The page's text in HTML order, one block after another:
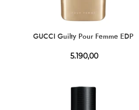
GUCCI Guilty Pour Femme EDP
5.190,00